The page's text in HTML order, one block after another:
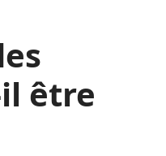
être